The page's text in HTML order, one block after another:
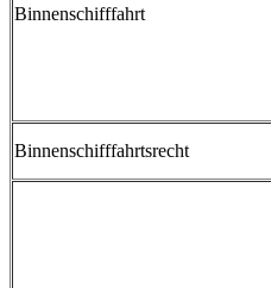
Binnenschifffahrt
Binnenschifffahrtsrecht